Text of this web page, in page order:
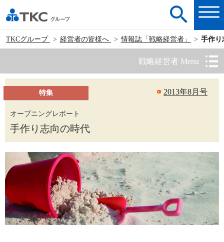
TKCグループ 経営者の皆様へ 情報誌「戦略経営者」 手作り
戦略経営者 Menu
2013年8月号
特集
オープニングレポート
手作り志向の時代